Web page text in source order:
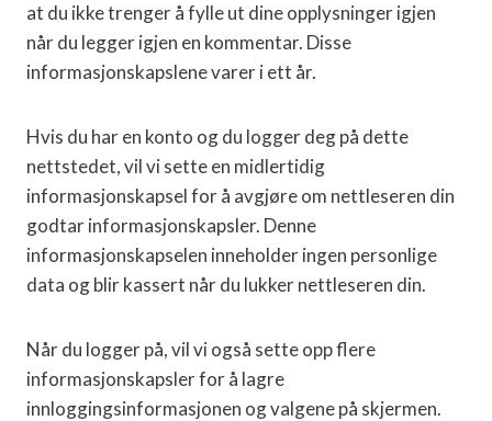
at du ikke trenger å fylle ut dine opplysninger igjen
når du legger igjen en kommentar. Disse
informasjonskapslene varer i ett år.
Hvis du har en konto og du logger deg på dette
nettstedet, vil vi sette en midlertidig
informasjonskapsel for å avgjøre om nettleseren din
godtar informasjonskapsler. Denne
informasjonskapselen inneholder ingen personlige
data og blir kassert når du lukker nettleseren din.
Når du logger på, vil vi også sette opp flere
informasjonskapsler for å lagre
innloggingsinformasjonen og valgene på skjermen.